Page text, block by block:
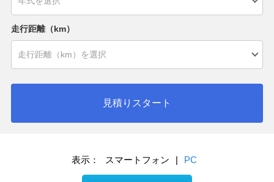
走行距離（km）
見積りスタート
表示： スマートフォン | PC